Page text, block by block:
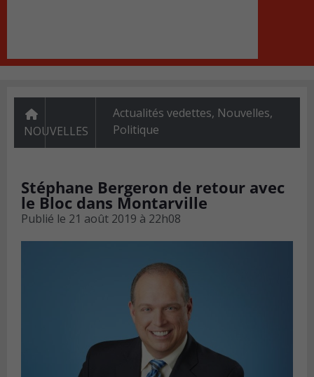
NOUVELLES
Actualités vedettes, Nouvelles,
Politique
Stéphane Bergeron de retour avec
le Bloc dans Montarville
Publié le 21 août 2019 à 22h08